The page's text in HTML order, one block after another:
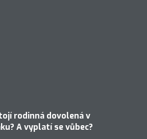
rodinná dovolená v
A vyplatí se vůbec?